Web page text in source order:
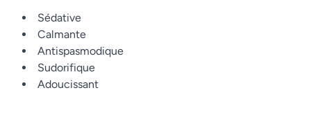
Sédative
Calmante
Antispasmodique
Sudorifique
Adoucissant